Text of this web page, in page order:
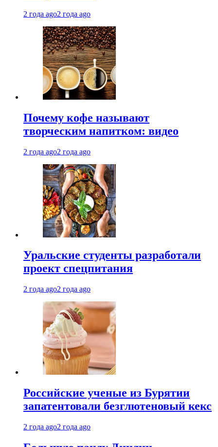
2 года ago2 года ago
Почему кофе называют
творческим напитком: видео
2 года ago2 года ago
Уральские студенты разработали
проект спецпитания
2 года ago2 года ago
Российские ученые из Бурятии
запатентовали безглютеновый кекс
2 года ago2 года ago